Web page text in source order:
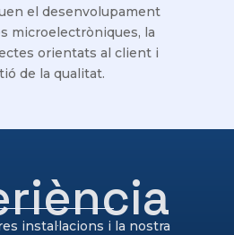
el desenvolupament
microelectròniques, la
orientats al client i
de la qualitat.
instal·lacions i la nostra